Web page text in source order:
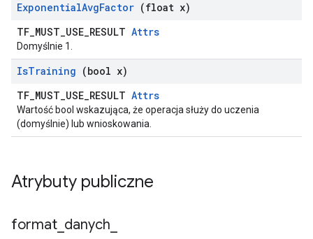
ExponentialAvgFactor (float x)
TF_MUST_USE_RESULT Attrs
Domyślnie 1.
IsTraining (bool x)
TF_MUST_USE_RESULT Attrs
Wartość bool wskazująca, że ​​operacja służy do uczenia
(domyślnie) lub wnioskowania.
Atrybuty publiczne
format danych